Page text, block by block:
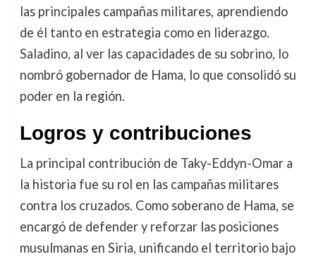
las principales campañas militares, aprendiendo
de él tanto en estrategia como en liderazgo.
Saladino, al ver las capacidades de su sobrino, lo
nombró gobernador de Hama, lo que consolidó su
poder en la región.
Logros y contribuciones
La principal contribución de Taky-Eddyn-Omar a
la historia fue su rol en las campañas militares
contra los cruzados. Como soberano de Hama, se
encargó de defender y reforzar las posiciones
musulmanas en Siria, unificando el territorio bajo